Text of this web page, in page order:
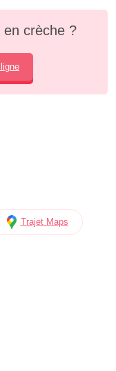
en crèche ?
Trajet Maps